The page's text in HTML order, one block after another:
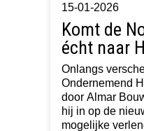
15-01-2026
Komt de
écht naar
Onlangs
Ondernemend
door Almar
hij in op de
mogelijke